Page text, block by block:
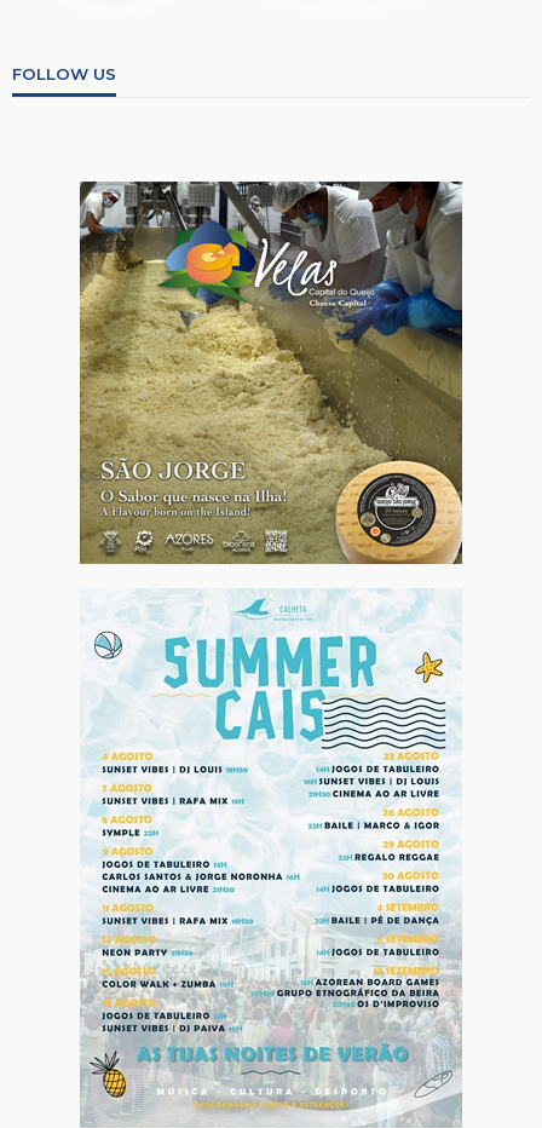
FOLLOW US